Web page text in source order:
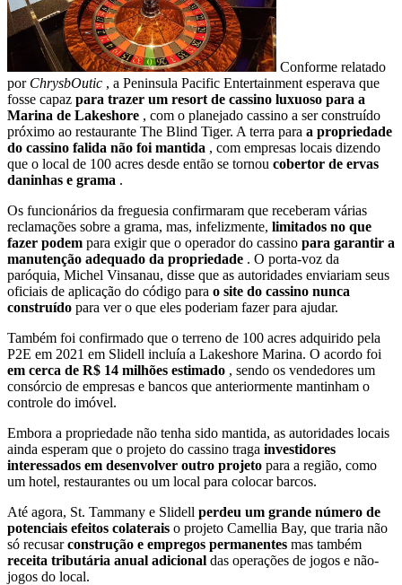
Conforme relatado
por ChrysbOutic , a Peninsula Pacific Entertainment esperava que
fosse capaz para trazer um resort de cassino luxuoso para a
Marina de Lakeshore , com o planejado cassino a ser construído
próximo ao restaurante The Blind Tiger. A terra para a propriedade
do cassino falida não foi mantida , com empresas locais dizendo
que o local de 100 acres desde então se tornou cobertor de ervas
daninhas e grama .
Os funcionários da freguesia confirmaram que receberam várias
reclamações sobre a grama, mas, infelizmente, limitados no que
fazer podem para exigir que o operador do cassino para garantir a
manutenção adequado da propriedade . O porta-voz da
paróquia, Michel Vinsanau, disse que as autoridades enviariam seus
oficiais de aplicação do código para o site do cassino nunca
construído para ver o que eles poderiam fazer para ajudar.
Também foi confirmado que o terreno de 100 acres adquirido pela
P2E em 2021 em Slidell incluía a Lakeshore Marina. O acordo foi
em cerca de R$ 14 milhões estimado , sendo os vendedores um
consórcio de empresas e bancos que anteriormente mantinham o
controle do imóvel.
Embora a propriedade não tenha sido mantida, as autoridades locais
ainda esperam que o projeto do cassino traga investidores
interessados ​​​​em desenvolver outro projeto para a região, como
um hotel, restaurantes ou um local para colocar barcos.
Até agora, St. Tammany e Slidell perdeu um grande número de
potenciais efeitos colaterais o projeto Camellia Bay, que traria não
só recusarconstrução e empregos permanentes mas também
receita tributária anual adicional das operações de jogos e não-
jogos do local.